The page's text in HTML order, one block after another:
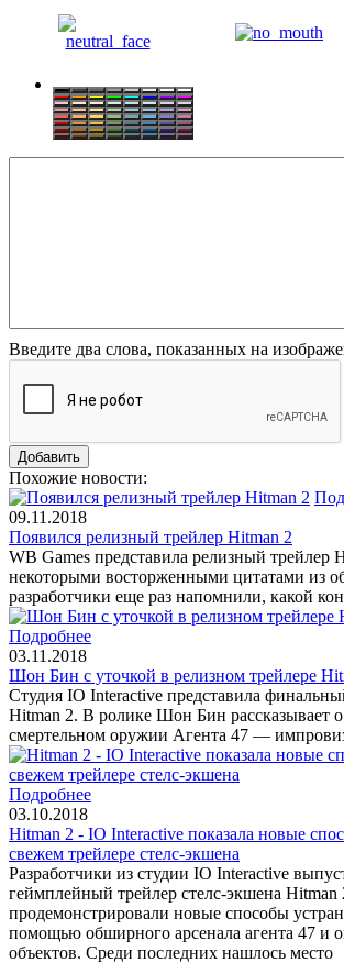
Введите два слова, показанных на
Похожие новости:
09.11.2018
Появился релизный трейлер Hitman 2
WB Games представила релизный трейлер
некоторыми восторженными цитатами из
разработчики еще раз напомнили, какой
Подробнее
03.11.2018
Шон Бин с уточкой в релизном трейлере
Студия IO Interactive представила
Hitman 2. В ролике Шон Бин рассказывает
смертельном оружии Агента 47 —
Подробнее
03.10.2018
Hitman 2 - IO Interactive показала новые
свежем трейлере стелс-экшена
Разработчики из студии IO Interactive
геймплейный трейлер стелс-экшена Hitman
продемонстрировали новые способы
помощью обширного арсенала агента 47 и
объектов. Среди последних нашлось место